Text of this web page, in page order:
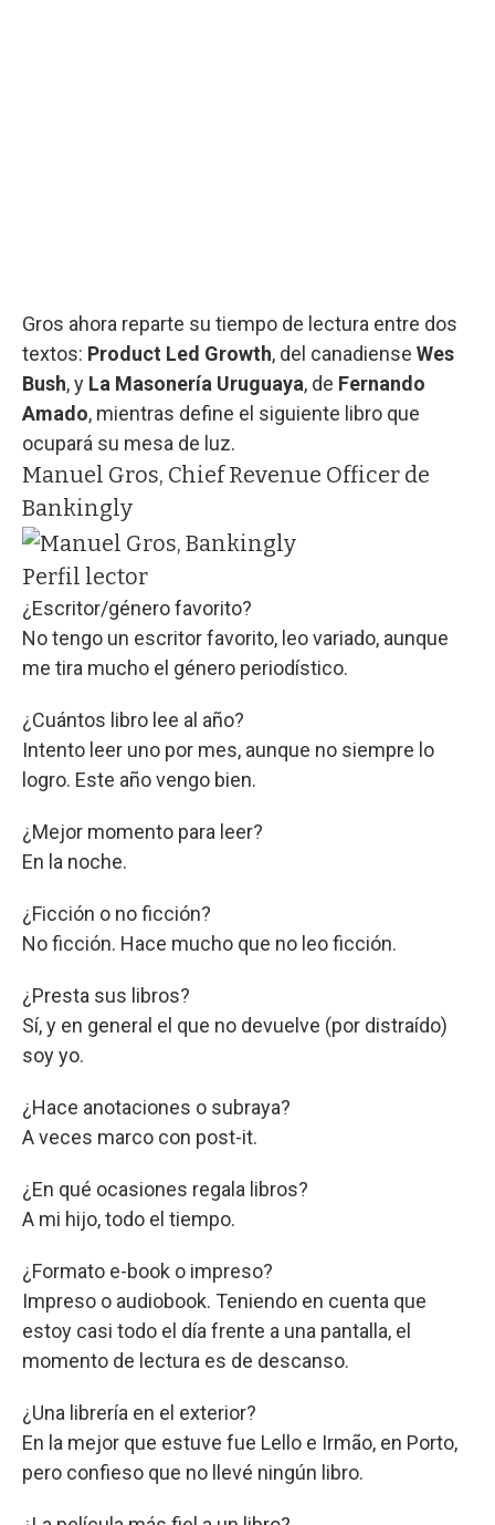
Gros ahora reparte su tiempo de lectura entre dos
textos: Product Led Growth, del canadiense Wes
Bush, y La Masonería Uruguaya, de Fernando
Amado, mientras define el siguiente libro que
ocupará su mesa de luz.
Manuel Gros, Chief Revenue Officer de
Bankingly
Perfil lector
¿Escritor/género favorito?
No tengo un escritor favorito, leo variado, aunque
me tira mucho el género periodístico.
¿Cuántos libro lee al año?
Intento leer uno por mes, aunque no siempre lo
logro. Este año vengo bien.
¿Mejor momento para leer?
En la noche.
¿Ficción o no ficción?
No ficción. Hace mucho que no leo ficción.
¿Presta sus libros?
Sí, y en general el que no devuelve (por distraído)
soy yo.
¿Hace anotaciones o subraya?
A veces marco con post-it.
¿En qué ocasiones regala libros?
A mi hijo, todo el tiempo.
¿Formato e-book o impreso?
Impreso o audiobook. Teniendo en cuenta que
estoy casi todo el día frente a una pantalla, el
momento de lectura es de descanso.
¿Una librería en el exterior?
En la mejor que estuve fue Lello e Irmão, en Porto,
pero confieso que no llevé ningún libro.